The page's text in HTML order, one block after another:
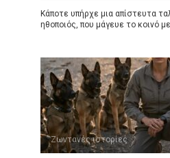
Κάποτε υπήρχε μια απίστευτα
ηθοποιός, που μάγευε το κοινό
Ζωντανές ιστορίες